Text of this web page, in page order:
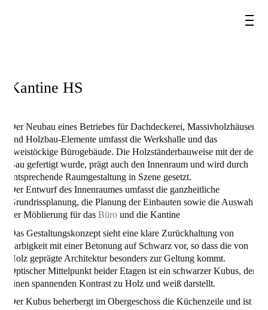
Kantine HS
Der Neubau eines Betriebes für Dachdeckerei, Massivholzhäuser
und Holzbau-Elemente umfasst die Werkshalle und das
zweistöckige Bürogebäude. Die Holzständerbauweise mit der der
Bau gefertigt wurde, prägt auch den Innenraum und wird durch
entsprechende Raumgestaltung in Szene gesetzt.
Der Entwurf des Innenraumes umfasst die ganzheitliche
Grundrissplanung, die Planung der Einbauten sowie die Auswahl
der Möblierung für das Büro und die Kantine
Das Gestaltungskonzept sieht eine klare Zurückhaltung von
Farbigkeit mit einer Betonung auf Schwarz vor, so dass die von
Holz geprägte Architektur besonders zur Geltung kommt.
Optischer Mittelpunkt beider Etagen ist ein schwarzer Kubus, der
einen spannenden Kontrast zu Holz und weiß darstellt.
Der Kubus beherbergt im Obergeschoss die Küchenzeile und ist